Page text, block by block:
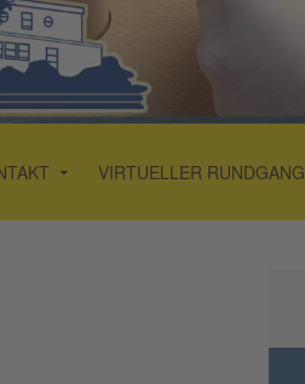
VIRTUELLER RUNDGANG